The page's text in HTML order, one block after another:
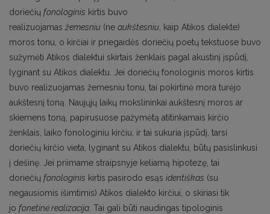
doriečių fonologinis kirtis buvo
realizuojamasžemesniu (ne aukštesniu, kaip Atikos dialekte)
moros tonu, o kirčiai ir priegaidės doriečių poetų tekstuose buvo
sužymėti Atikos dialektui skirtais ženklais pagal akustinį įspūdį,
lyginant su Atikos dialektu. Jei doriečių fonologinis moros kirtis
buvo realizuojamas žemesniu tonu, tai pokirtinė mora turėjo
aukštesnį toną. Naujųjų laikų mokslininkai aukštesnį moros ar
skiemens toną, papirusuose pažymėtą atitinkamais kirčio
ženklais, laiko fonologiniu kirčiu, ir tai sukuria įspūdį, tarsi
doriečių kirčio vieta, lyginant su Atikos dialektu, būtų pasislinkusi
į dešinę. Jei priimame straipsnyje keliamą hipotezę, tai
doriečių fonologinis kirtis pasirodo esąs identiškas (su
negausiomis išimtimis) Atikos dialekto kirčiui, o skiriasi tik
jo fonetinė realizacija. Tai gali būti naudingas tipologinis